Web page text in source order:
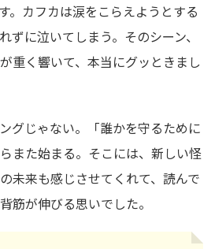
。カフカは涙をこらえようとする
ずに泣いてしまう。そのシーン、
が重く響いて、本当にグッときまし
グじゃない。「誰かを守るために
また始まる。そこには、新しい怪
未来も感じさせてくれて、読んで
筋が伸びる思いでした。